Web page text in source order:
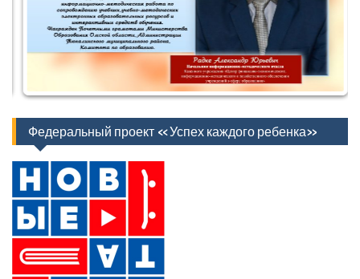
Федеральный проект «Успех каждого ребенка»